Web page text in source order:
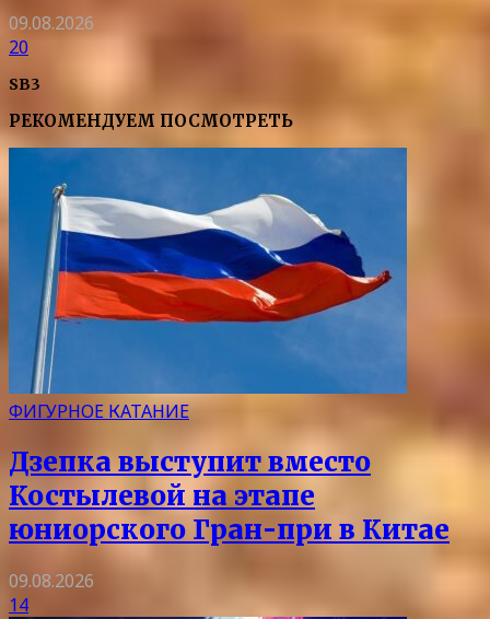
09.08.2026
20
SB3
РЕКОМЕНДУЕМ ПОСМОТРЕТЬ
ФИГУРНОЕ КАТАНИЕ
Дзепка выступит вместо
Костылевой на этапе
юниорского Гран-при в Китае
09.08.2026
14